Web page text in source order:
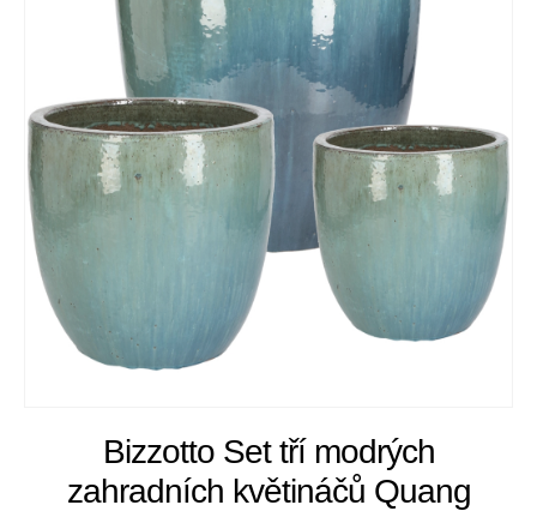
Bizzotto Set tří modrých
zahradních květináčů Quang